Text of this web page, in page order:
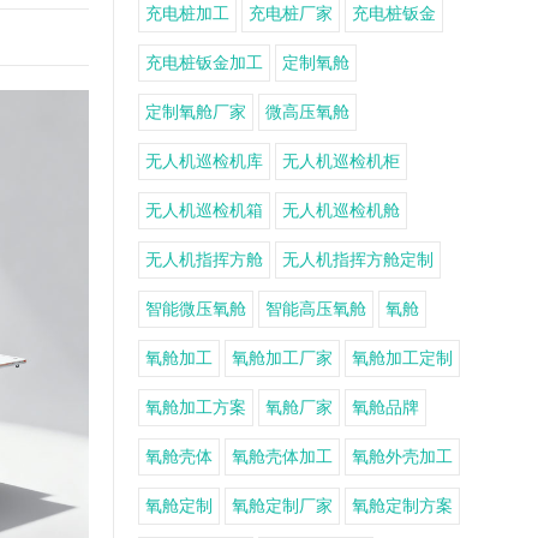
充电桩加工 充电桩厂家 充电桩钣金
充电桩钣金加工 定制氧舱
定制氧舱厂家 微高压氧舱
无人机巡检机库 无人机巡检机柜
无人机巡检机箱 无人机巡检机舱
无人机指挥方舱 无人机指挥方舱定制
智能微压氧舱 智能高压氧舱 氧舱
氧舱加工 氧舱加工厂家 氧舱加工定制
氧舱加工方案 氧舱厂家 氧舱品牌
氧舱壳体 氧舱壳体加工 氧舱外壳加工
氧舱定制 氧舱定制厂家 氧舱定制方案